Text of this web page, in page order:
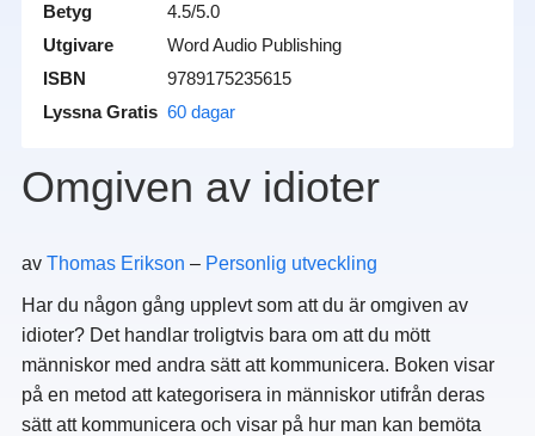
Betyg
4.5/5.0
Utgivare
Word Audio Publishing
ISBN
9789175235615
Lyssna Gratis 60 dagar
Omgiven av idioter
av Thomas Erikson – Personlig utveckling
Har du någon gång upplevt som att du är omgiven av
idioter? Det handlar troligtvis bara om att du mött
människor med andra sätt att kommunicera. Boken visar
på en metod att kategorisera in människor utifrån deras
sätt att kommunicera och visar på hur man kan bemöta